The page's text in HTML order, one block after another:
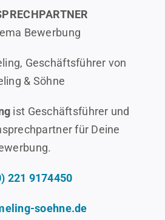
Bewerbung
ist Geschäftsführer und
für Deine
221 9174450
soehne.de